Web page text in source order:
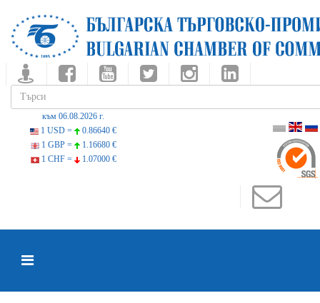
към 06.08.2026 г.
1 USD =
0.86640 €
1 GBP =
1.16680 €
1 CHF =
1.07000 €